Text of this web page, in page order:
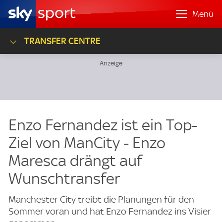
Menü
TRANSFER CENTRE
Enzo Fernandez ist ein Top-
Ziel von ManCity - Enzo
Maresca drängt auf
Wunschtransfer
Manchester City treibt die Planungen für den
Sommer voran und hat Enzo Fernandez ins Visier